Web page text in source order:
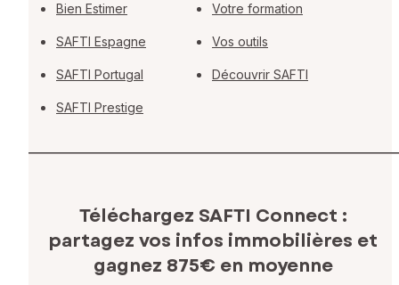
Bien Estimer
SAFTI Espagne
SAFTI Portugal
SAFTI Prestige
Votre formation
Vos outils
Découvrir SAFTI
Téléchargez SAFTI Connect :
partagez vos infos immobilières et
gagnez 875€ en moyenne